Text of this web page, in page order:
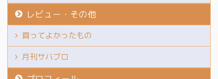
レビュー・その他
買ってよかったもの
月刊サバブロ